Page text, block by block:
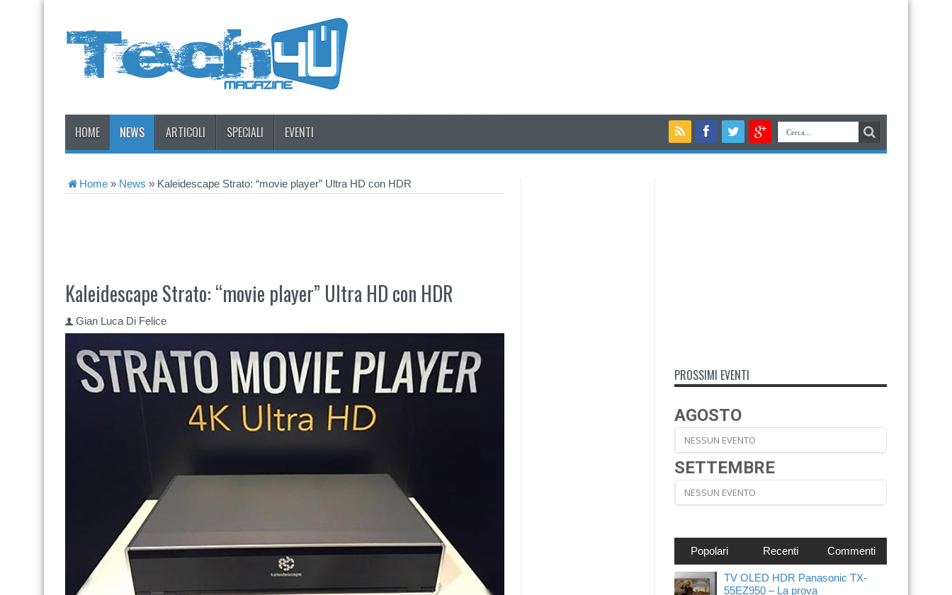
HOME NEWS ARTICOLI SPECIALI EVENTI
Home » News » Kaleidescape Strato: “movie player” Ultra HD con HDR
Kaleidescape Strato: “movie player” Ultra HD con HDR
Gian Luca Di Felice
PROSSIMI EVENTI
AGOSTO
NESSUN EVENTO
SETTEMBRE
NESSUN EVENTO
Popolari Recenti Commenti
TV OLED HDR Panasonic TX-
55EZ950 – La prova